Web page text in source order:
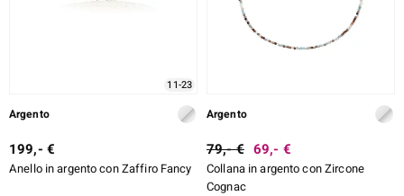
11-23
Argento
199,- €
Anello in argento con Zaffiro Fancy
Argento
79,- € 69,- €
Collana in argento con Zircone
Cognac